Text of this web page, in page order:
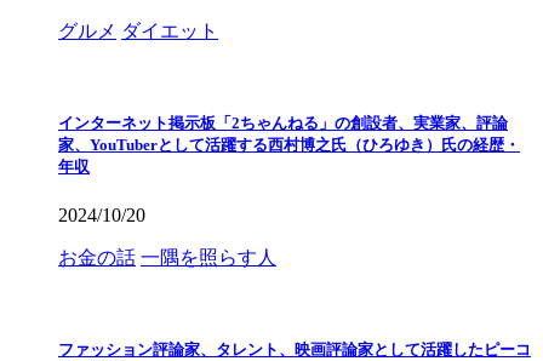
グルメ ダイエット
インターネット掲示板「2ちゃんねる」の創設者、実業家、評論
家、YouTuberとして活躍する西村博之氏（ひろゆき）氏の経歴・
年収
2024/10/20
お金の話 一隅を照らす人
ファッション評論家、タレント、映画評論家として活躍したピーコ